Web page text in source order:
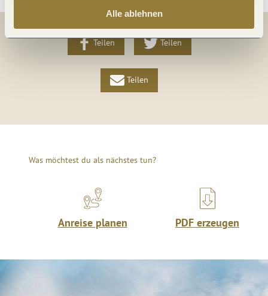
Alle ablehnen
Teilen Teilen
Teilen
Was möchtest du als nächstes tun?
Anreise planen PDF erzeugen